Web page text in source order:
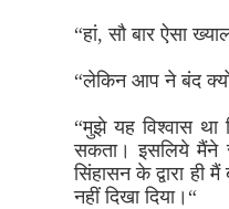
“हां, सौ बार ऐसा
“लेकिन आप ने बंद क्यों
“मुझे यह विश्वास था
सकता। इसलिये मैंने
सिंहासन के द्वारा
नहीं दिखा दिया।“